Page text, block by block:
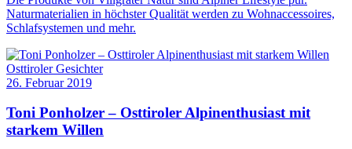
Naturmaterialien in höchster Qualität werden zu Wohnaccessoires,
Schlafsystemen und mehr.
Osttiroler Gesichter
26. Februar 2019
Toni Ponholzer – Osttiroler Alpinenthusiast mit
starkem Willen